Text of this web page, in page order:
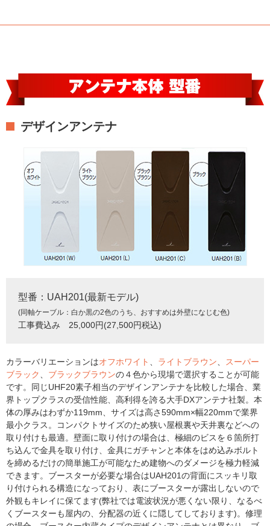
デザインアンテナ
型番：UAH201(最新モデル)
(同軸ケーブル：白か黒の2色のうち、おすすめは外壁になじむ色)
工事費込み 25,000円(27,500円税込)
カラーバリエーションはオフホワイト ライトブラウン
スーパー
ブラック
ブラックブラウンの４色から現場で選択することが可能
です。同じUHF20素子相当のデザインアンテナを比較した場合、業
界トップクラスの受信性能、高利得を誇る大手DXアンテナ社製。本
体の厚みはわずか119mm、サイズは高さ590mm×幅220mmで業界
最小クラス。コンパクトサイズのため狭い屋根裏や天井裏などへの
取り付けも最適。壁面に取り付けの場合は、極細のビスを６箇所打
ち込んで金具を取り付け、金具にガチャンと本体をはめ込みボルト
を締めるだけの簡単施工が可能なため建物へのダメージを極力軽減
できます。ブースターが必要な場合はUAH201の背面にスッキリ取
り付けられる構造になっており、表にブースターが露出しないので
外観もキレイに保てます(弊社では電波状況が悪くない限り、なるべ
くブースターも屋内の、分配器の近くに隠してしております)。修理